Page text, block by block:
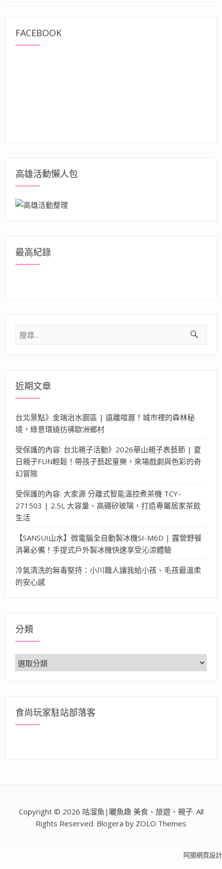
FACEBOOK
高雄活動懶人包
最高紀錄
搜
尋
近期文章
台北景點》金瑞治水園區 | 遠離喧囂！城市裡的森林秘
境，綠意環繞彷彿歐洲鄉村
受保護的內容: 台北親子活動》2026華山親子表藝節 | 夏
日親子FUN輕鬆！帶孩子藝起童樂，來場戲劇與色彩的奇
幻冒險
受保護的內容: 大家源 分離式智能溫控煮茶機 TCY-
271503 | 2.5L 大容量、高硼矽玻璃，打造專屬居家茶飲
生活
【SANSUI山水】微電腦全自動製冰機SI-M6D | 露營野餐
消暑必備！手提式戶外製冰機快速享受沁涼體驗
冷氣清洗的無毒堅持：小川職人讓我給小孩、毛孩最溫柔
的安心感
分類
分
類
食尚玩家駐站部落客
Copyright © 2026 咕溜魚|曬魚趣 美食、旅遊、親子. All
Rights Reserved. Blogera by ZOLO Themes
阿腸網頁設計